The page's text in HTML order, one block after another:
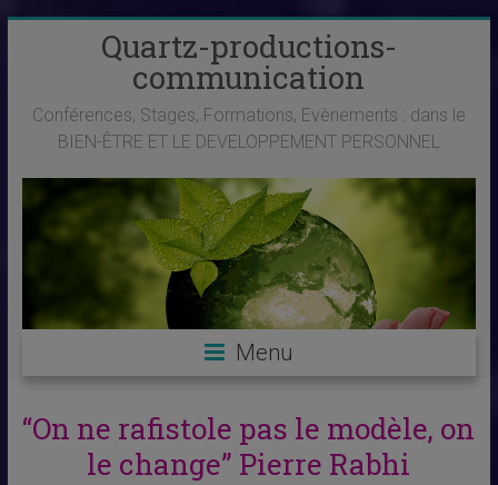
Quartz-productions-
communication
Conférences, Stages, Formations, Evènements : dans le
BIEN-ÊTRE ET LE DEVELOPPEMENT PERSONNEL
Menu
“On ne rafistole pas le modèle, on
le change” Pierre Rabhi